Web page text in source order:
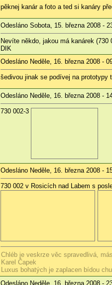
pěknej kanár a foto a ted si kanáry
Odesláno Sobota, 15. března 2008 -
Nevíte někdo, jakou má kanárek
DIK
Odesláno Neděle, 16. března 2008 -
šedivou jinak se podívej na
Odesláno Neděle, 16. března 2008 -
730 002-3
Odesláno Neděle, 16. března 2008 -
730 002 v Rosicích nad Labem s
Chléb je veskrze věc spravedlivá,
Karel Čapek
Luxus bohatých je zaplacen bídou
Odesláno Neděle, 16. března 2008 -